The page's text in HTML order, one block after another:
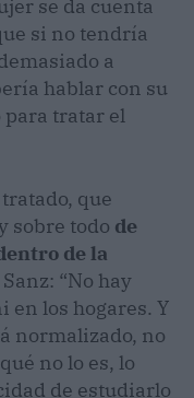
se da cuenta
si no tendría
a
hablar con su
para tratar el
que
sobre todo de
de la
“No hay
en los hogares. Y
normalizado, no
no lo es, lo
de estudiarlo